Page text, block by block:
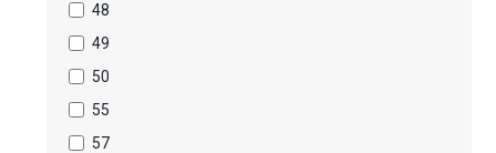
48
49
50
55
57